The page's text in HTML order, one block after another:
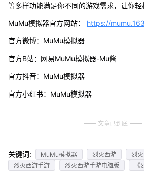
等多样功能满足你不同的游戏需求，让你轻
MuMu模拟器官方网站： https://
官方微博：MuMu模拟器
官方B站：网易MuMu模拟器-Mu酱
官方抖音：MuMu模拟器
官方小红书：MuMu模拟器
文章已到底
关键词: MuMu模拟器 烈火西游
烈
烈火西游手游
烈火西游手游电脑版